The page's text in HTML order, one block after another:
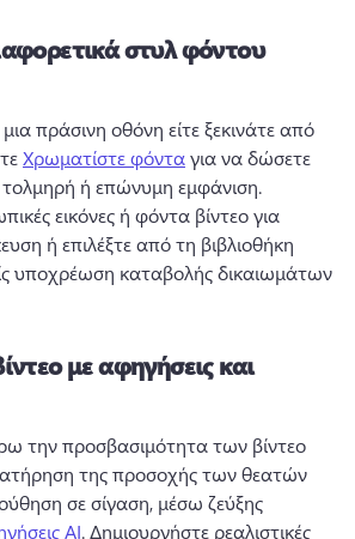
στυλ φόντου
μια πράσινη οθόνη είτε ξεκινάτε από
Χρωματίστε φόντα για να δώσετε
εικόνες ή φόντα βίντεο για
ή επιλέξτε από τη βιβλιοθήκη
υποχρέωση καταβολής δικαιωμάτων
με αφηγήσεις και
την προσβασιμότητα των βίντεο
της προσοχής των θεατών
σε σίγαση, μέσω ζεύξης
AI. Δημιουργήστε ρεαλιστικές